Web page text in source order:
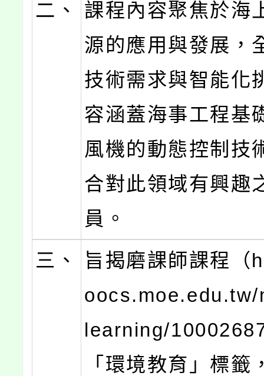
二、
課程內容聚焦於海
源的應用與發展，
技術需求與智能化
容涵蓋海事工程基
風機的動態控制技
合對此領域有興趣
員。
三、
旨揭磨課師課程（
learning/
「環境教育」標籤